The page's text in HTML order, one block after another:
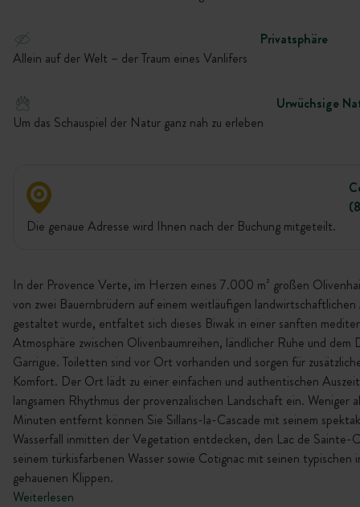
Privatsphäre
Allein auf der Welt – der Traum eines Vanlifers
Urwüchsige
Um das Schauspiel der Natur ganz nah zu erleben
Die genaue Adresse wird Ihnen nach der Buchung mitgeteilt.
In der Provence Verte, im Herzen eines 7.000 m² großen
von zwei Bauernbrüdern auf einem weitläufigen
gestaltet wurde, entfaltet sich dieses Biwak in einer sanften
Atmosphäre zwischen Olivenbaumreihen, ländlicher Ruhe und dem
Garrigue. Toiletten sind vor Ort vorhanden und sorgen für
Komfort. Der Ort lädt zu einer einfachen und authentischen
langsamen Rhythmus der provenzalischen Landschaft ein. Weniger
Minuten entfernt können Sie Sillans-la-Cascade mit seinem
Wasserfall inmitten der Vegetation entdecken, den Lac de Sainte-
seinem türkisfarbenen Wasser sowie Cotignac mit seinen typischen
gehauenen Klippen.
Weiterlesen